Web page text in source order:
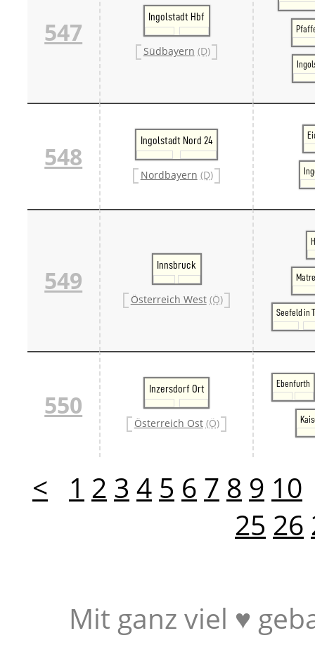
547
Ingolstadt Hbf
Südbayern (D)
548
Ingolstadt Nord 24
Nordbayern (D)
549
Innsbruck
Österreich West (Ö)
Seefeld in
550
Inzersdorf Ort
Österreich Ost (Ö)
Ebenfurth
< 1 2 3 4 5 6 7 8 9 10
25 26
Mit ganz viel ♥